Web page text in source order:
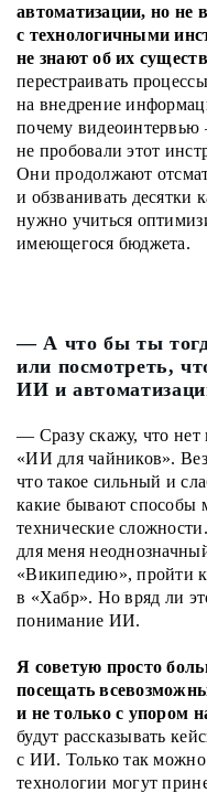
автоматизации, но не
с технологичными
не знают об их
перестраивать
на внедрение
почему
не пробовали этот
Они продолжают
и обзванивать десятки
нужно учиться
имеющегося бюджета.
— А что бы ты
или посмотреть,
ИИ и
— Сразу скажу, что
«ИИ для чайников».
что такое сильный и
какие бывают способы
технические
для меня
«Википедию», пройти
в «Хабр». Но вряд ли
понимание ИИ.
Я советую просто
посещать
и не только с упором
будут рассказывать
с ИИ. Только так можно
технологии могут